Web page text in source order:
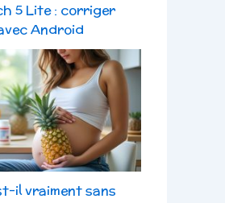
5 Lite : corriger
Android
il vraiment sans